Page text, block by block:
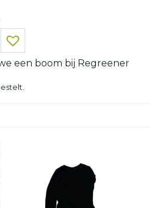
een boom bij Regreener